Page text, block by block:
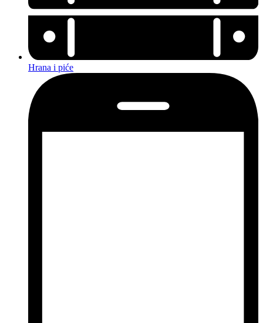
Hrana i piće